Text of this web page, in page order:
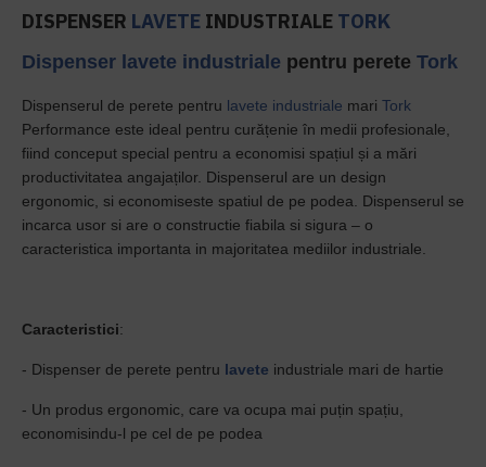
DISPENSER LAVETE INDUSTRIALE TORK
Dispenser lavete industriale pentru perete Tork
Dispenserul de perete pentru lavete industriale mari Tork
Performance este ideal pentru curățenie în medii profesionale,
fiind conceput special pentru a economisi spațiul și a mări
productivitatea angajaților. Dispenserul are un design
ergonomic, si economiseste spatiul de pe podea. Dispenserul se
incarca usor si are o constructie fiabila si sigura – o
caracteristica importanta in majoritatea mediilor industriale.
Caracteristici:
- Dispenser de perete pentru lavete industriale mari de hartie
- Un produs ergonomic, care va ocupa mai puțin spațiu,
economisindu-l pe cel de pe podea